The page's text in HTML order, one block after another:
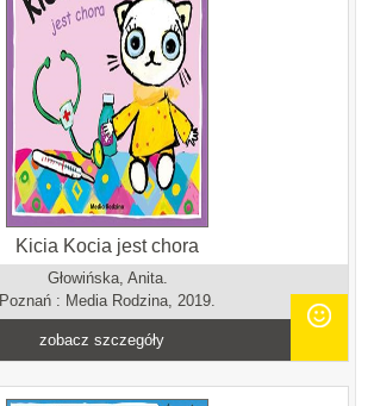
Kicia Kocia jest chora
Głowińska, Anita.
Poznań : Media Rodzina, 2019.
zobacz szczegóły